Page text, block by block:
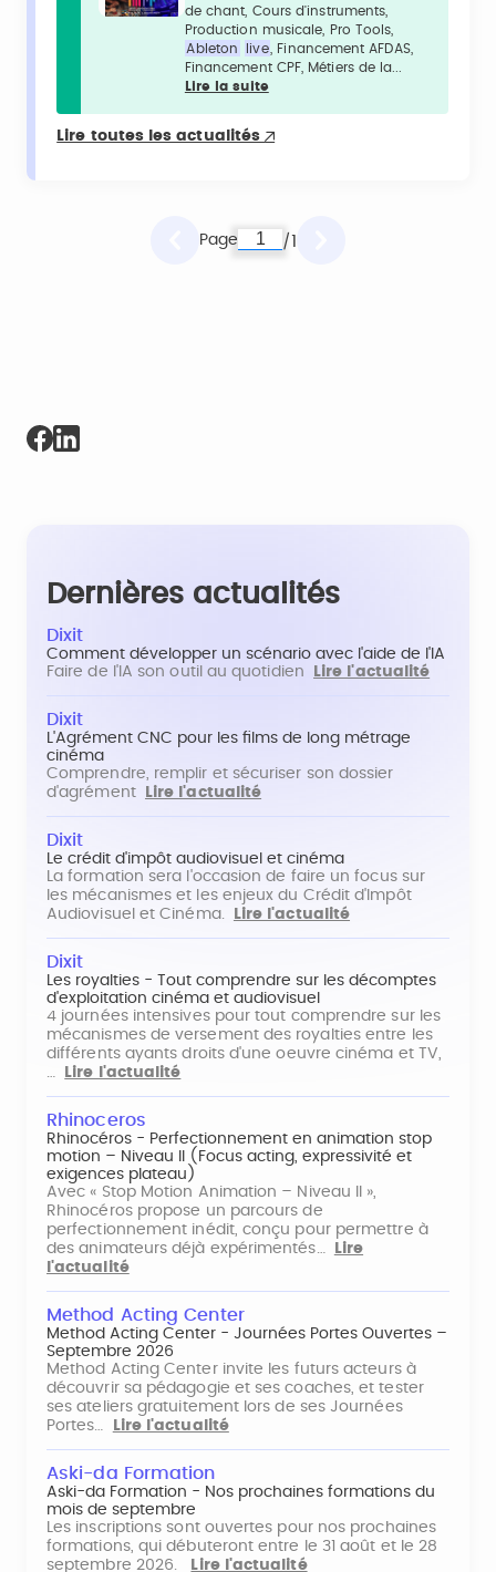
de chant, Cours d'instruments,
Production musicale, Pro Tools,
Ableton
live
, Financement AFDAS,
Financement CPF, Métiers de la...
Lire la suite
Lire toutes les actualités
Page /1
Dernières actualités
Dixit
Comment développer un scénario avec l'aide de l'IA
Faire de l'IA son outil au quotidien
Lire l'actualité
Dixit
L'Agrément CNC pour les films de long métrage
cinéma
Comprendre, remplir et sécuriser son dossier
d'agrément
Lire l'actualité
Dixit
Le crédit d'impôt audiovisuel et cinéma
La formation sera l'occasion de faire un focus sur
les mécanismes et les enjeux du Crédit d'Impôt
Audiovisuel et Cinéma.
Lire l'actualité
Dixit
Les royalties - Tout comprendre sur les décomptes
d'exploitation cinéma et audiovisuel
4 journées intensives pour tout comprendre sur les
mécanismes de versement des royalties entre les
différents ayants droits d'une oeuvre cinéma et TV,
…
Lire l'actualité
Rhinoceros
Rhinocéros - Perfectionnement en animation stop
motion – Niveau II (Focus acting, expressivité et
exigences plateau)
Avec « Stop Motion Animation – Niveau II »,
Rhinocéros propose un parcours de
perfectionnement inédit, conçu pour permettre à
des animateurs déjà expérimentés…
Lire
l'actualité
Method Acting Center
Method Acting Center - Journées Portes Ouvertes –
Septembre 2026
Method Acting Center invite les futurs acteurs à
découvrir sa pédagogie et ses coaches, et tester
ses ateliers gratuitement lors de ses Journées
Portes…
Lire l'actualité
Aski-da Formation
Aski-da Formation - Nos prochaines formations du
mois de septembre
Les inscriptions sont ouvertes pour nos prochaines
formations, qui débuteront entre le 31 août et le 28
septembre 2026.
Lire l'actualité